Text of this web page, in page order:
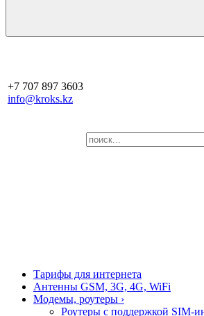
+7 707 897 3603
info@kroks.kz
Тарифы для интернета
Антенны GSM, 3G, 4G, WiFi
Модемы, роутеры ›
Роутеры с поддержкой SIM-